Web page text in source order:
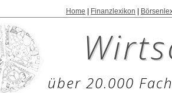
Home Finanzlexikon
über 20.000